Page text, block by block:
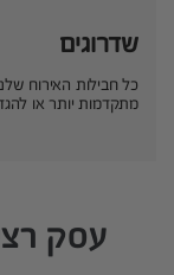
שדרוגים
כל חבילות האירוח
מתקדמות יותר או
עסק